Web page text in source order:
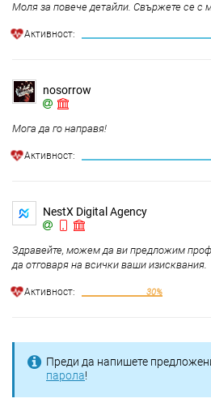
Моля за повече детайли. Свържете се с
Aктивност:
nosorrow
Мога да го направя!
Aктивност:
NestX Digital Agency
Здравейте, можем да ви предложим
да отговаря на всички ваши изисквания.
Aктивност: 30%
Преди да напишете
парола!